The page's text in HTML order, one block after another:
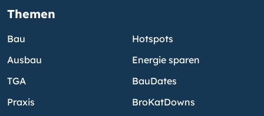
Themen
Bau
Ausbau
TGA
Praxis
Hotspots
Energie sparen
BauDates
BroKatDowns